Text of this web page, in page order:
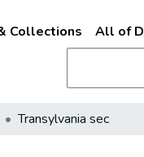
Collections All of
Transylvania sec